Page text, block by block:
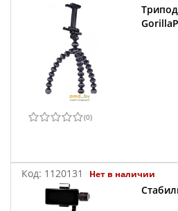
(0)
Код: 1120131 Нет в наличии